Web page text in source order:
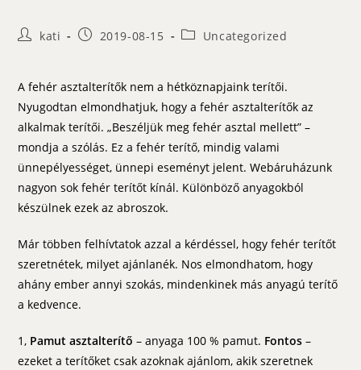
Postkati
Post2019-08-15
PostUncategorized
A fehér asztalterítők nem a hétköznapjaink terítői.
Nyugodtan elmondhatjuk, hogy a fehér asztalterítők az
alkalmak terítői. „Beszéljük meg fehér asztal mellett” –
mondja a szólás. Ez a fehér terítő, mindig valami
ünnepélyességet, ünnepi eseményt jelent. Webáruházunk
nagyon sok fehér terítőt kínál. Különböző anyagokból
készülnek ezek az abroszok.
Már többen felhívtatok azzal a kérdéssel, hogy fehér terítőt
szeretnétek, milyet ajánlanék. Nos elmondhatom, hogy
ahány ember annyi szokás, mindenkinek más anyagú terítő
a kedvence.
1, Pamut asztalterítő – anyaga 100 % pamut. Fontos–
ezeket a terítőket csak azoknak ajánlom, akik szeretnek